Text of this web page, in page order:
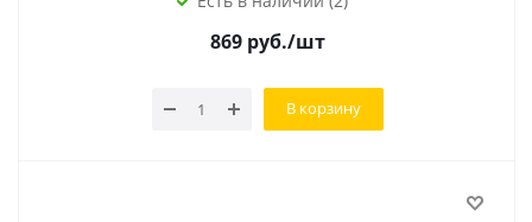
869руб./шт
В корзину